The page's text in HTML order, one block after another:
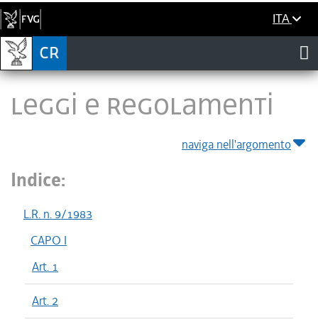
ITA
LEGGI E REGOLAMENTI
naviga nell'argomento
Indice:
L.R. n. 9/1983
CAPO I
Art. 1
Art. 2